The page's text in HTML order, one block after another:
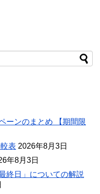
ーンのまとめ 【期間限
表 2026年8月3日
年8月3日
終日」についての解説